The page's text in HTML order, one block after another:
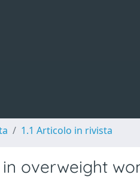
1.1 Articolo in rivista
overweight